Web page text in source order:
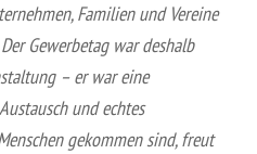
Familien und Vereine
Gewerbetag war deshalb
– er war eine
und echtes
gekommen sind, freut